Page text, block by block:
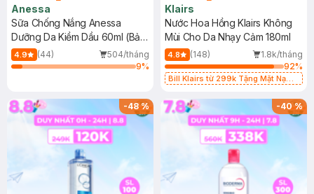
Anessa
Sữa Chống Nắng Anessa
Dưỡng Da Kiềm Dầu 60ml (Bản
Mới)
4.9 (44)
504/tháng
9%
Klairs
Nước Hoa Hồng Klairs Không
Mùi Cho Da Nhạy Cảm 180ml
4.8 (148)
1.8k/tháng
92%
Bill Klairs từ 299k Tặng Mặt Nạ
25ml (SL Có Hạn)
-48% -40%